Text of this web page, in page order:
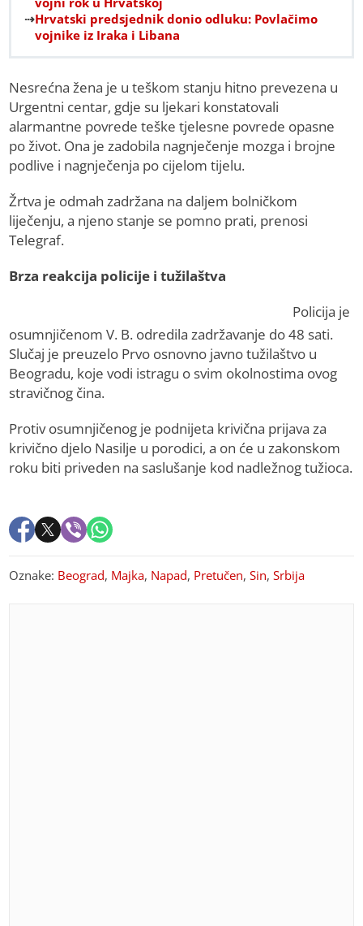
Hrvatski predsjednik donio odluku: Povlačimo
vojnike iz Iraka i Libana
Nesrećna žena je u teškom stanju hitno prevezena u
Urgentni centar, gdje su ljekari konstatovali
alarmantne povrede teške tjelesne povrede opasne
po život. Ona je zadobila nagnječenje mozga i brojne
podlive i nagnječenja po cijelom tijelu.
Žrtva je odmah zadržana na daljem bolničkom
liječenju, a njeno stanje se pomno prati, prenosi
Telegraf.
Brza reakcija policije i tužilaštva
Policija je
osumnjičenom V. B. odredila zadržavanje do 48 sati.
Slučaj je preuzelo Prvo osnovno javno tužilaštvo u
Beogradu, koje vodi istragu o svim okolnostima ovog
stravičnog čina.
Protiv osumnjičenog je podnijeta krivična prijava za
krivično djelo Nasilje u porodici, a on će u zakonskom
roku biti priveden na saslušanje kod nadležnog tužioca.
Oznake: Beograd, Majka, Napad, Pretučen,Sin,Srbija